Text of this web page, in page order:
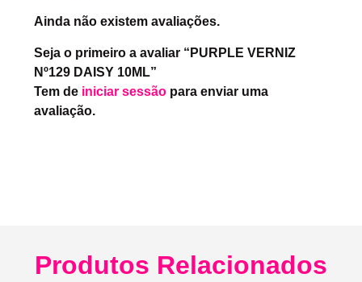
Ainda não existem avaliações.
Seja o primeiro a avaliar “PURPLE VERNIZ
Nº129 DAISY 10ML”
Tem de iniciar sessão para enviar uma
avaliação.
Produtos Relacionados